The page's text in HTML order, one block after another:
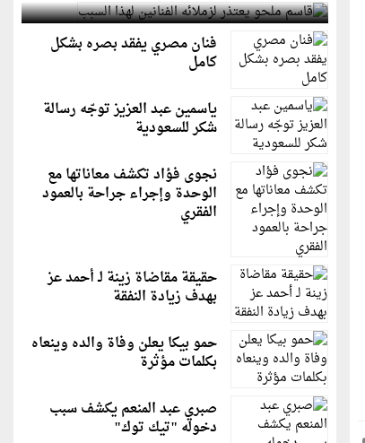
فنان مصري يفقد بصره بشكل
كامل
ياسمين عبد العزيز توجّه رسالة
شكر للسعودية
نجوى فؤاد تكشف معاناتها مع
الوحدة وإجراء جراحة بالعمود
الفقري
حقيقة مقاضاة زينة لـ أحمد عز
بهدف زيادة النفقة
حمو بيكا يعلن وفاة والده وينعاه
بكلمات مؤثرة
صبري عبد المنعم يكشف سبب
دخوله "تيك توك"